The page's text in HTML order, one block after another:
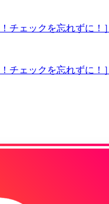
チェックを忘れずに！］
チェックを忘れずに！］